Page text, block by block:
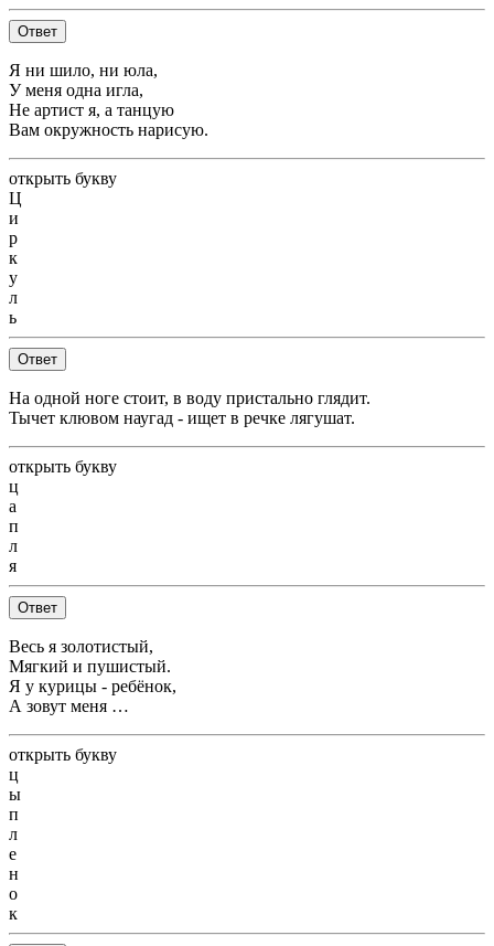
Ответ
Я ни шило, ни юла,
У меня одна игла,
Не артист я, а танцую
Вам окружность нарисую.
открыть букву
Ц
и
р
к
у
л
ь
Ответ
На одной ноге стоит, в воду пристально глядит.
Тычет клювом наугад - ищет в речке лягушат.
открыть букву
ц
а
п
л
я
Ответ
Весь я золотистый,
Мягкий и пушистый.
Я у курицы - ребёнок,
А зовут меня …
открыть букву
ц
ы
п
л
е
н
о
к